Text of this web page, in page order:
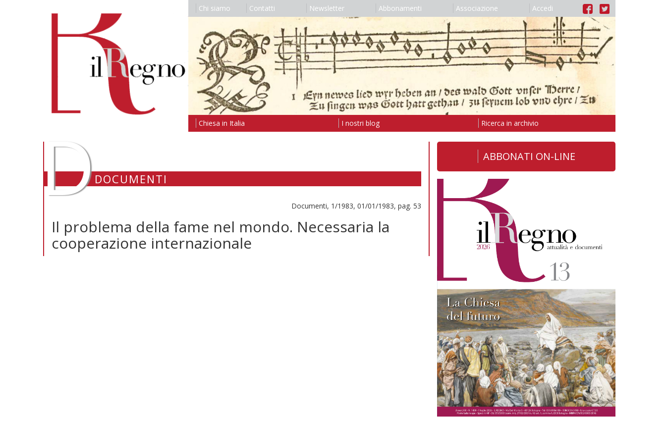
Chi siamo Contatti Newsletter Abbonamenti Associazione Accedi
Chiesa in Italia I nostri blog Ricerca in archivio
DDOCUMENTI
Documenti, 1/1983, 01/01/1983, pag. 53
Il problema della fame nel mondo. Necessaria la
cooperazione internazionale
ABBONATI ON-LINE